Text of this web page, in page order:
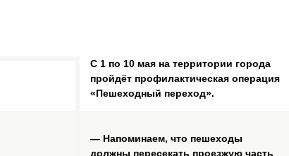
С 1 по 10 мая на территории города
пройдёт профилактическая операция
«Пешеходный переход».
— Напоминаем, что пешеходы
должны пересекать проезжую часть